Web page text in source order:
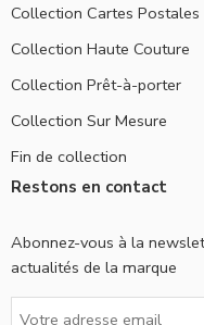
Collection Cartes Postales
Collection Haute Couture
Collection Prêt-à-porter
Collection Sur Mesure
Fin de collection
Restons en contact
Abonnez-vous à la
actualités de la marque